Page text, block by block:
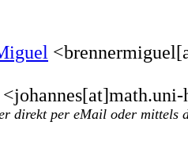
direkt per eMail oder mittels